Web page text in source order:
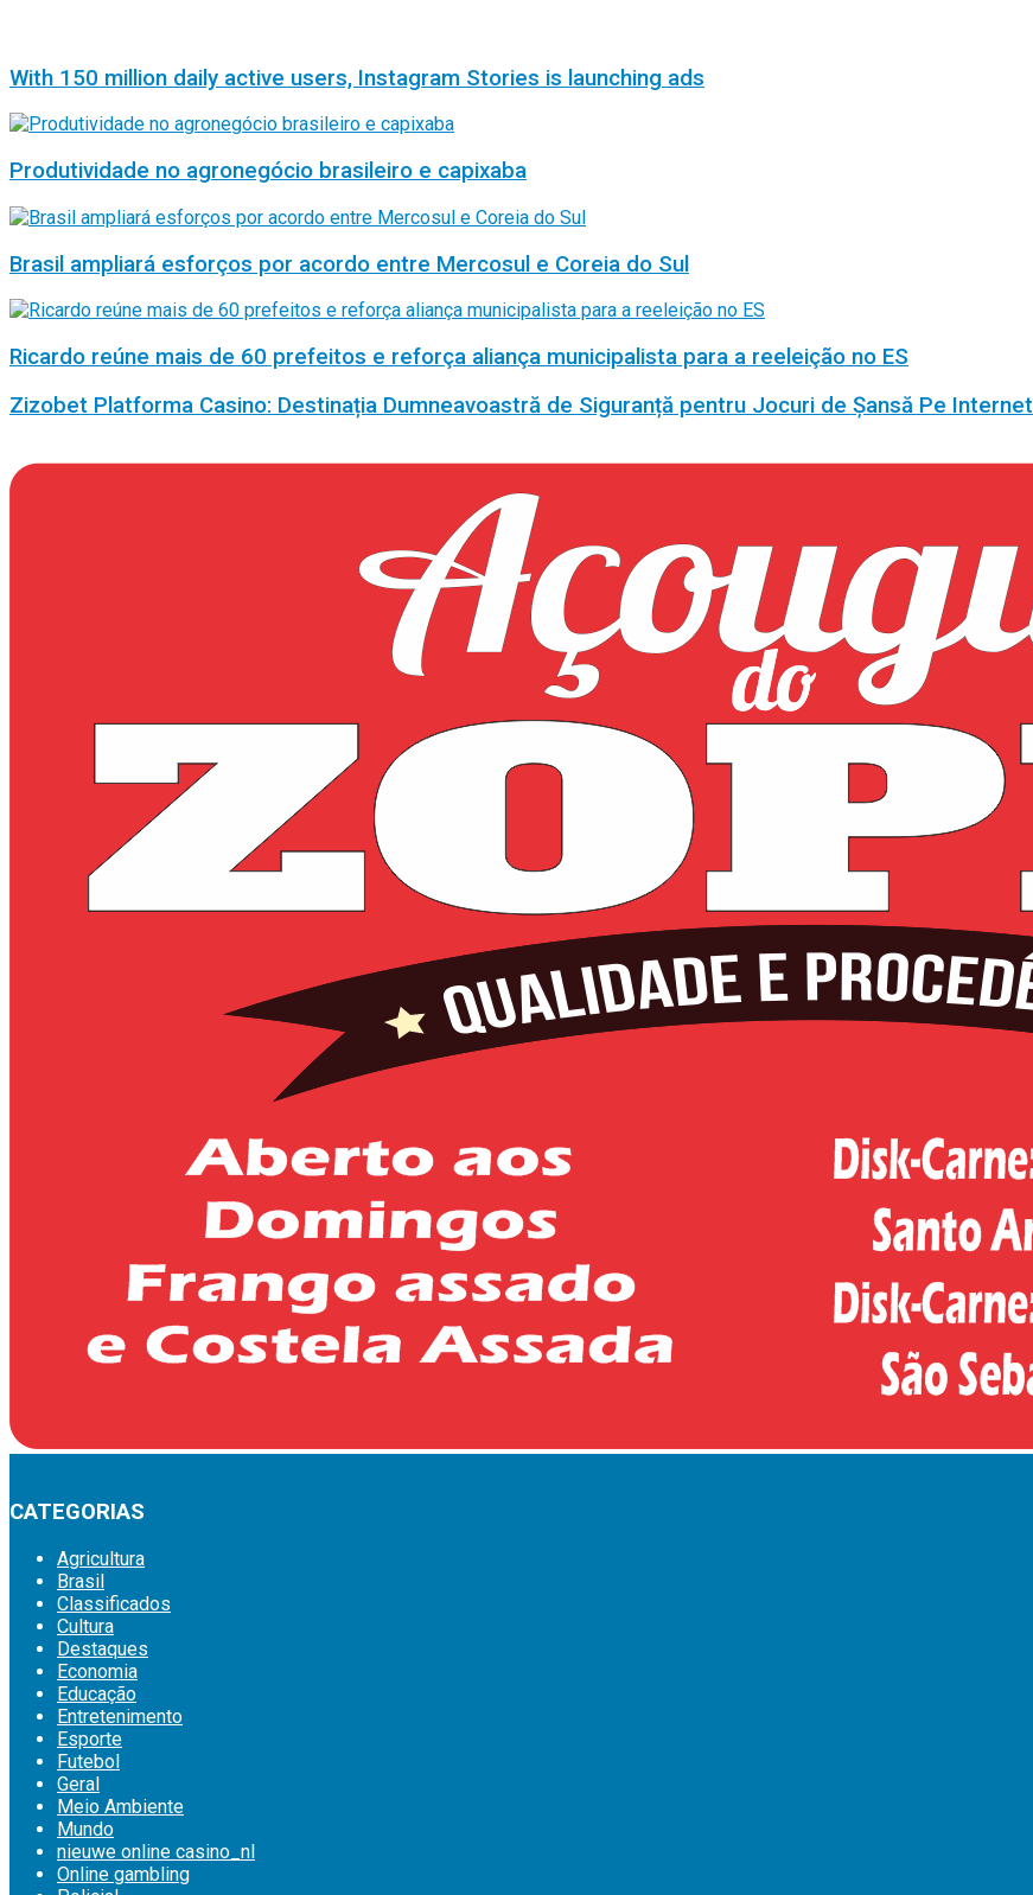
With 150 million daily active users, Instagram Stories is launching ads
Produtividade no agronegócio brasileiro e capixaba
Brasil ampliará esforços por acordo entre Mercosul e Coreia do Sul
Ricardo reúne mais de 60 prefeitos e reforça aliança municipalista para a reeleição no ES
Zizobet Platforma Casino: Destinația Dumneavoastră de Siguranță pentru Jocuri de Șansă Pe Internet
CATEGORIAS
Agricultura
Brasil
Classificados
Cultura
Destaques
Economia
Educação
Entretenimento
Esporte
Futebol
Geral
Meio Ambiente
Mundo
nieuwe online casino_nl
Online gambling